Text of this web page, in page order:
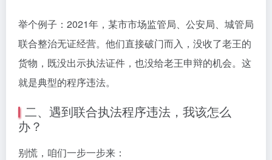
举个例子：2021年，某市市场监管局、公安局、城管局
联合整治无证经营。他们直接破门而入，没收了老王的
货物，既没出示执法证件，也没给老王申辩的机会。这
就是典型的程序违法。
二、遇到联合执法程序违法，我该怎么
办？
别慌，咱们一步一步来：